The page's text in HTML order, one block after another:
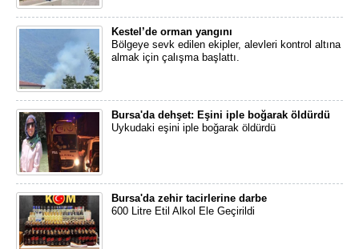
Kestel’de orman yangını
Bölgeye sevk edilen ekipler, alevleri kontrol altına
almak için çalışma başlattı.
Bursa'da dehşet: Eşini iple boğarak öldürdü
Uykudaki eşini iple boğarak öldürdü
Bursa'da zehir tacirlerine darbe
600 Litre Etil Alkol Ele Geçirildi